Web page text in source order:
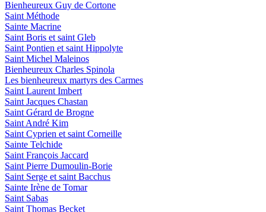
Bienheureux Guy de Cortone
Saint Méthode
Sainte Macrine
Saint Boris et saint Gleb
Saint Pontien et saint Hippolyte
Saint Michel Maleinos
Bienheureux Charles Spinola
Les bienheureux martyrs des Carmes
Saint Laurent Imbert
Saint Jacques Chastan
Saint Gérard de Brogne
Saint André Kim
Saint Cyprien et saint Corneille
Sainte Telchide
Saint François Jaccard
Saint Pierre Dumoulin-Borie
Saint Serge et saint Bacchus
Sainte Irène de Tomar
Saint Sabas
Saint Thomas Becket